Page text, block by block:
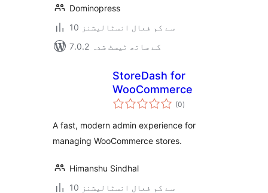
Dominopress
10 سے کم فعال انسٹالیشنز
7.0.2 کے ساتھ ٹیسٹ شدہ
StoreDash for
WooCommerce
(0مجموعی
درجہ
)
A fast, modern admin experience for
managing WooCommerce stores.
Himanshu Sindhal
10 سے کم فعال انسٹالیشنز